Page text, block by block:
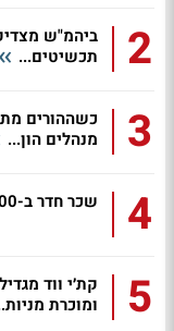
2
ביהמ"ש
תכשיטים...
3
כשההורים
מנהלים הון...
4 שכר חדר ב-200 דולר - וזכה במחצית מדירת המנוחה
5
ומוכרת